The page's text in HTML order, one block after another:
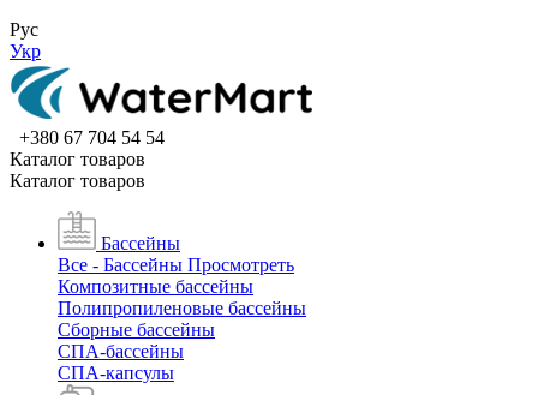
Рус
Укр
+380 67 704 54 54
Каталог товаров
Каталог товаров
Бассейны
Все - Бассейны Просмотреть
Композитные бассейны
Полипропиленовые бассейны
Сборные бассейны
СПА-бассейны
СПА-капсулы